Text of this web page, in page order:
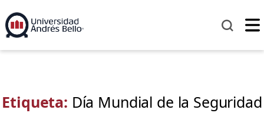
Etiqueta: Día Mundial de la Seguridad